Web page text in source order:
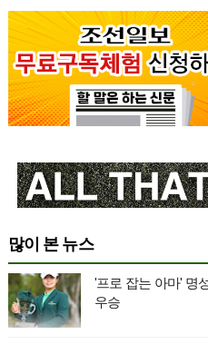
많이 본 뉴스
'프로 잡는 아마' 명
우승